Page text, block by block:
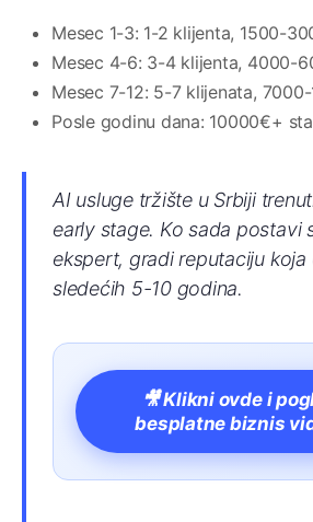
Mesec 1-3: 1-2 klijenta, 1500-
Mesec 4-6: 3-4 klijenta, 4000-
Mesec 7-12: 5-7 klijenata,
Posle godinu dana: 10000€+
AI usluge tržište u Srbiji
early stage. Ko sada postavi
ekspert, gradi reputaciju koja
sledećih 5-10 godina.
🎥 Klikni ovde i
besplatne biznis